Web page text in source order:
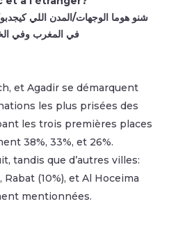
شنو هوما الوجهات/المدن اللي
في المغرب وفي
et Agadir se démarquent
les plus prisées des
les trois premières places
38%, 33%, et 26%.
tandis que d’autres villes:
Rabat (10%), et Al Hoceima
mentionnées.